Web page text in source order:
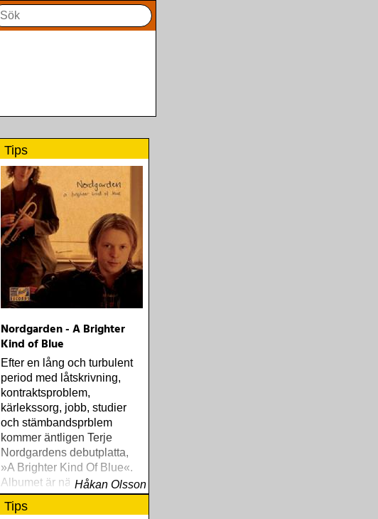
Tips
Nordgarden - A Brighter
Kind of Blue
Efter en lång och turbulent
period med låtskrivning,
kontraktsproblem,
kärlekssorg, jobb, studier
och stämbandsprblem
kommer äntligen Terje
Nordgardens debutplatta,
»A Brighter Kind Of Blue«.
Albumet är nära, enkelt och
ärligt och handlar om
upplevelser och historier
Håkan Olsson
Tips